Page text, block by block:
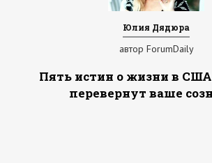
Юлия Дядюра
автор ForumDaily
Пять истин о жизни в
перевернут ваше